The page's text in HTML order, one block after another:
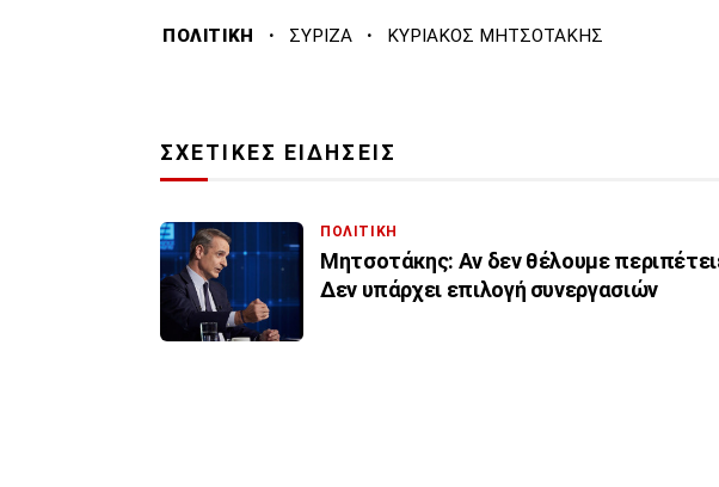
ΠΟΛΙΤΙΚΗ · ΣΥΡΙΖΑ · ΚΥΡΙΑΚΟΣ ΜΗΤΣΟΤΑΚΗΣ
ΣΧΕΤΙΚΕΣ ΕΙΔΗΣΕΙΣ
ΠΟΛΙΤΙΚΗ
Μητσοτάκης: Αν δεν θέλουμε
Δεν υπάρχει επιλογή συνεργασιών